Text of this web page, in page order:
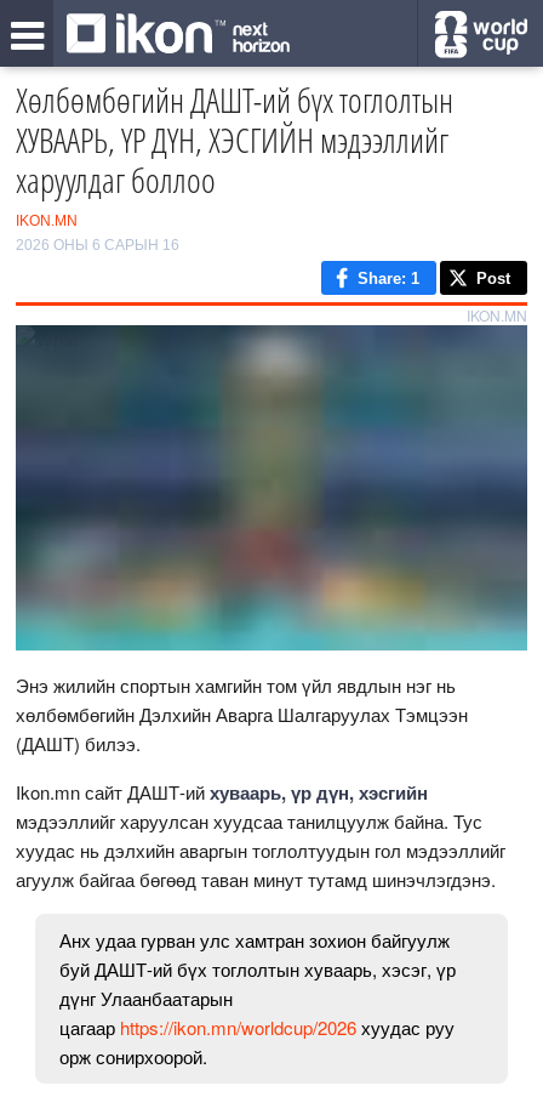
Хөлбөмбөгийн ДАШТ-ий бүх тоглолтын
ХУВААРЬ, ҮР ДҮН, ХЭСГИЙН мэдээллийг
харуулдаг боллоо
IKON.MN
2026 ОНЫ 6 САРЫН 16
Share: 1 Post
IKON.MN
Энэ жилийн спортын хамгийн том үйл явдлын нэг нь
хөлбөмбөгийн Дэлхийн Аварга Шалгаруулах Тэмцээн
(ДАШТ) билээ.
Ikon.mn сайт ДАШТ-ийхуваарь, үр дүн, хэсгийн
мэдээллийг харуулсан хуудсаа танилцуулж байна. Тус
хуудас нь дэлхийн аваргын тоглолтуудын гол мэдээллийг
агуулж байгаа бөгөөд таван минут тутамд шинэчлэгдэнэ.
Анх удаа гурван улс хамтран зохион байгуулж
буй ДАШТ-ий бүх тоглолтын хуваарь, хэсэг, үр
дүнг Улаанбаатарын
цагаар https://ikon.mn/worldcup/2026хуудас руу
орж сонирхоорой.